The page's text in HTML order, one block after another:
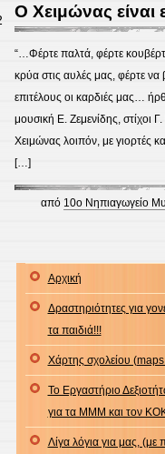
Ο Χειμώνας είναι
“…Φέρτε παλτά, φέρτε
κρύα στις αυλές μας, φέρτε
επιτέλους οι καρδιές μας…
μουσική Ε. Ζεμενίδης, στίχοι
Χειμώνας λοιπόν, με γιορτές
[…]
από 10ο Νηπιαγωγείο
Αρχική
Δραστηριότητες για
τα παιδιά!!!
Χάρτης σχολείου
Το Εργαστήριο
για τα ΜΜΜ και τον
Λίγα λόγια για μας, (με